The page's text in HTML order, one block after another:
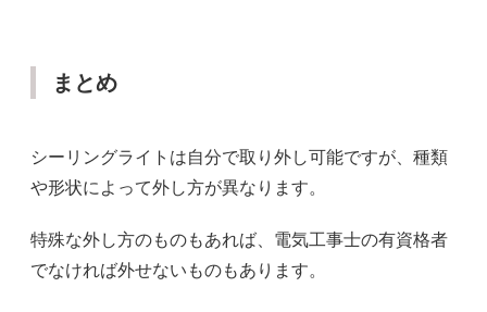
まとめ
シーリングライトは自分で取り外し可能ですが、種類
や形状によって外し方が異なります。
特殊な外し方のものもあれば、電気工事士の有資格者
でなければ外せないものもあります。